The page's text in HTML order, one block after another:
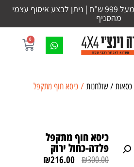
משלוח חינם בהזמנות מעל 999 ש"ח | ניתן לבצע איסוף עצמי
מהסניף
0
כסאות / שולחנות / כיסא חוף מתקפל
כיסא חוף מתקפל
פלדה-כחול ירוק
₪300.00
₪216.00